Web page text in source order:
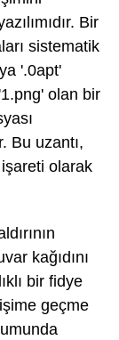
Bir
sistematik
'.0apt'
olan bir
Bu uzantı,
olarak
kağıdını
bir fidye
geçme